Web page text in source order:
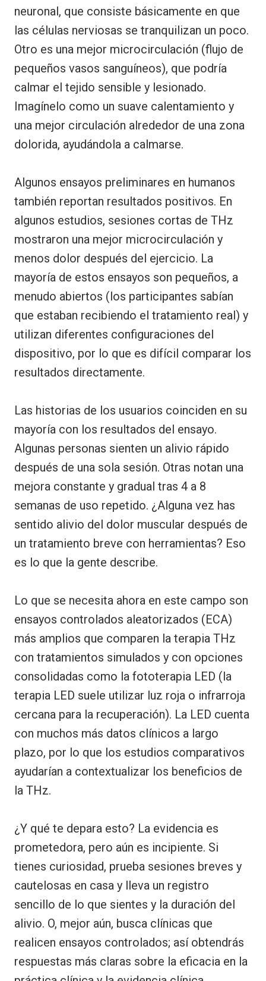
neuronal, que consiste básicamente en que
las células nerviosas se tranquilizan un poco.
Otro es una mejor microcirculación (flujo de
pequeños vasos sanguíneos), que podría
calmar el tejido sensible y lesionado.
Imagínelo como un suave calentamiento y
una mejor circulación alrededor de una zona
dolorida, ayudándola a calmarse.
Algunos ensayos preliminares en humanos
también reportan resultados positivos. En
algunos estudios, sesiones cortas de THz
mostraron una mejor microcirculación y
menos dolor después del ejercicio. La
mayoría de estos ensayos son pequeños, a
menudo abiertos (los participantes sabían
que estaban recibiendo el tratamiento real) y
utilizan diferentes configuraciones del
dispositivo, por lo que es difícil comparar los
resultados directamente.
Las historias de los usuarios coinciden en su
mayoría con los resultados del ensayo.
Algunas personas sienten un alivio rápido
después de una sola sesión. Otras notan una
mejora constante y gradual tras 4 a 8
semanas de uso repetido. ¿Alguna vez has
sentido alivio del dolor muscular después de
un tratamiento breve con herramientas? Eso
es lo que la gente describe.
Lo que se necesita ahora en este campo son
ensayos controlados aleatorizados (ECA)
más amplios que comparen la terapia THz
con tratamientos simulados y con opciones
consolidadas como la fototerapia LED (la
terapia LED suele utilizar luz roja o infrarroja
cercana para la recuperación). La LED cuenta
con muchos más datos clínicos a largo
plazo, por lo que los estudios comparativos
ayudarían a contextualizar los beneficios de
la THz.
¿Y qué te depara esto? La evidencia es
prometedora, pero aún es incipiente. Si
tienes curiosidad, prueba sesiones breves y
cautelosas en casa y lleva un registro
sencillo de lo que sientes y la duración del
alivio. O, mejor aún, busca clínicas que
realicen ensayos controlados; así obtendrás
respuestas más claras sobre la eficacia en la